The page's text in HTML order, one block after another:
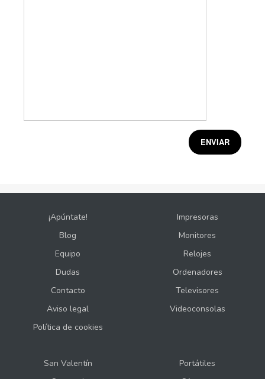
¡Apúntate!
Blog
Equipo
Dudas
Contacto
Aviso legal
Política de cookies
Impresoras
Monitores
Relojes
Ordenadores
Televisores
Videoconsolas
San Valentín
Portátiles